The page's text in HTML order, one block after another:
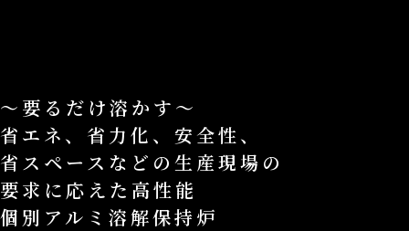
～要るだけ溶かす～
省エネ、省力化、安全性、
省スペースなどの生産現場の
要求に応えた高性能
個別アルミ溶解保持炉